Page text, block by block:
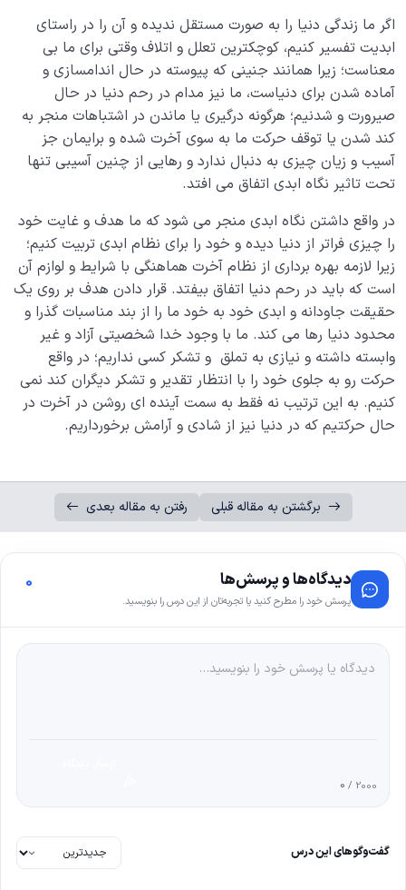
اگر ما زندگی دنیا را به صورت مستقل ندیده و آن را در راستای
ابدیت تفسیر کنیم، کوچکترین تعلل و اتلاف وقتی برای ما بی
معناست؛ زیرا همانند جنینی که پیوسته در حال اندامسازی و
آماده شدن برای دنیاست، ما نیز مدام در رحم دنیا در حال
صیرورت و شدنیم؛ هرگونه درگیری یا ماندن در اشتباهات منجر به
کند شدن یا توقف حرکت ما به سوی آخرت شده و برایمان جز
آسیب و زیان چیزی به دنبال ندارد و رهایی از چنین آسیبی تنها
تحت تاثیر نگاه ابدی اتفاق می افتد.
در واقع داشتن نگاه ابدی منجر می شود که ما هدف و غایت خود
را چیزی فراتر از دنیا دیده و خود را برای نظام ابدی تربیت کنیم؛
زیرا لازمه بهره برداری از نظام آخرت هماهنگی با شرایط و لوازم آن
است که باید در رحم دنیا اتفاق بیفتد. قرار دادن هدف بر روی یک
حقیقت جاودانه و ابدی خود به خود ما را از بند مناسبات گذرا و
محدود دنیا رها می کند. ما با وجود خدا شخصیتی آزاد و غیر
وابسته داشته و نیازی به تملق و تشکر کسی نداریم؛ در واقع
حرکت رو به جلوی خود را با انتظار تقدیر و تشکر دیگران کند نمی
کنیم. به این ترتیب نه فقط به سمت آینده ای روشن در آخرت در
حال حرکتیم که در دنیا نیز از شادی و آرامش برخورداریم.
برگشتن به مقاله قبلی رفتن به مقاله بعدی
دیدگاه‌ها و پرسش‌ها
پرسش خود را مطرح کنید یا تجربه‌تان از این درس را بنویسید.
0
0 / 2000
گفت‌وگوهای این درس